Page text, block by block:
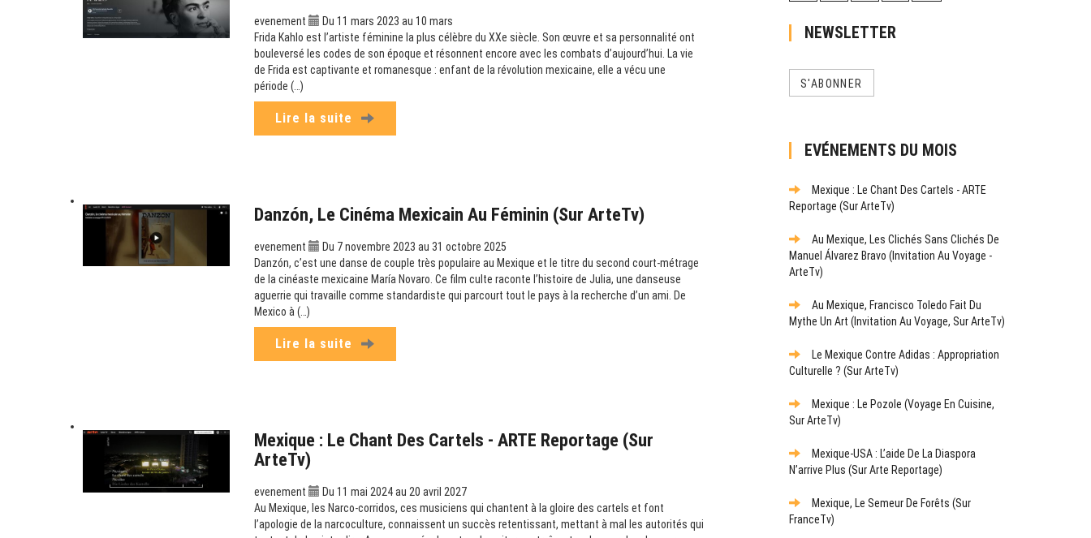
evenement
Du 11 mars 2023 au 10 mars
Frida Kahlo est l’artiste féminine la plus célèbre du XXe siècle. Son œuvre et sa personnalité ont
bouleversé les codes de son époque et résonnent encore avec les combats d’aujourd’hui. La vie
de Frida est captivante et romanesque : enfant de la révolution mexicaine, elle a vécu une
période (…)
Lire la suite
Danzón, Le Cinéma Mexicain Au Féminin (sur ArteTv)
evenement
Du 7 novembre 2023 au 31 octobre 2025
Danzón, c’est une danse de couple très populaire au Mexique et le titre du second court-métrage
de la cinéaste mexicaine María Novaro. Ce film culte raconte l’histoire de Julia, une danseuse
aguerrie qui travaille comme standardiste qui parcourt tout le pays à la recherche d’un ami. De
Mexico à (…)
Lire la suite
Mexique : Le Chant Des Cartels - ARTE Reportage (sur
ArteTv)
evenement
Du 11 mai 2024 au 20 avril 2027
Au Mexique, les Narco-corridos, ces musiciens qui chantent à la gloire des cartels et font
l’apologie de la narcoculture, connaissent un succès retentissant, mettant à mal les autorités qui
NEWSLETTER
S'ABONNER
EVÉNEMENTS DU MOIS
Mexique : Le Chant Des Cartels - ARTE
Reportage (sur ArteTv)
Au Mexique, Les Clichés Sans Clichés De
Manuel Álvarez Bravo (Invitation Au Voyage -
ArteTv)
Au Mexique, Francisco Toledo Fait Du
Mythe Un Art (Invitation Au Voyage, Sur ArteTv)
Le Mexique Contre Adidas : Appropriation
Culturelle ? (sur ArteTv)
Mexique : Le Pozole (Voyage En Cuisine,
Sur ArteTv)
Mexique-USA : L’aide De La Diaspora
N’arrive Plus (sur Arte Reportage)
Mexique, Le Semeur De Forêts (sur
FranceTv)